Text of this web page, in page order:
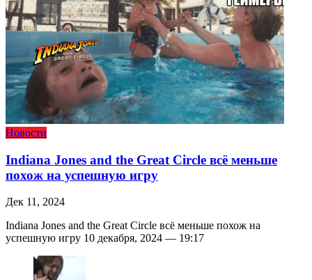
Новости
Indiana Jones and the Great Circle всё меньше
похож на успешную игру
Дек 11, 2024
Indiana Jones and the Great Circle всё меньше похож на
успешную игру 10 декабря, 2024 — 19:17